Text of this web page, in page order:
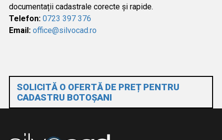
documentații cadastrale corecte și rapide.
Telefon: 0723 397 376
Email: office@silvocad.ro
SOLICITĂ O OFERTĂ DE PREȚ PENTRU
CADASTRU BOTOȘANI